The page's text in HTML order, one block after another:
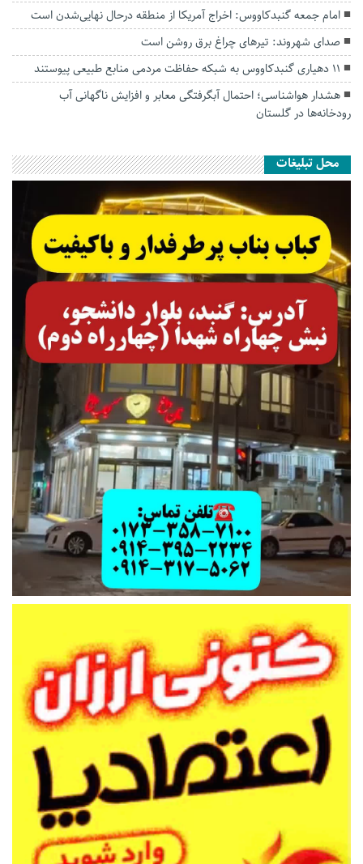
امام جمعه گنبدکاووس: اخراج آمریکا از منطقه درحال نهایی‌شدن است
صدای شهروند: تیرهای چراغ برق روشن است
۱۱ دهیاری گنبدکاووس به شبکه حفاظت مردمی منابع طبیعی پیوستند
هشدار هواشناسی؛ احتمال آبگرفتگی معابر و افزایش ناگهانی آب
رودخانه‌ها در گلستان
محل تبلیغات